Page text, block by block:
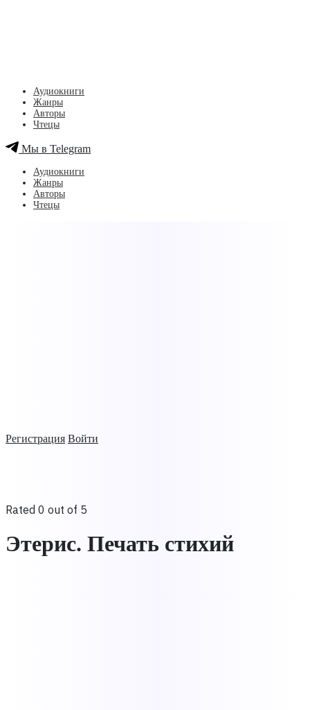
Регистрация Войти
Аудиокниги
Жанры
Авторы
Чтецы
Мы в Telegram
Аудиокниги
Жанры
Авторы
Чтецы
Rated 0 out of 5
Этерис. Печать стихий